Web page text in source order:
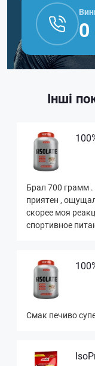
0
Інші
Брал 700 грамм
приятен ,
скорее моя
спортивное
Смак печиво